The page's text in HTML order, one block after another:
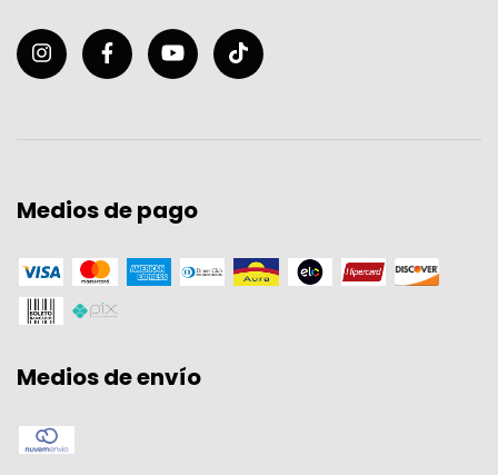
Medios de pago
Medios de envío